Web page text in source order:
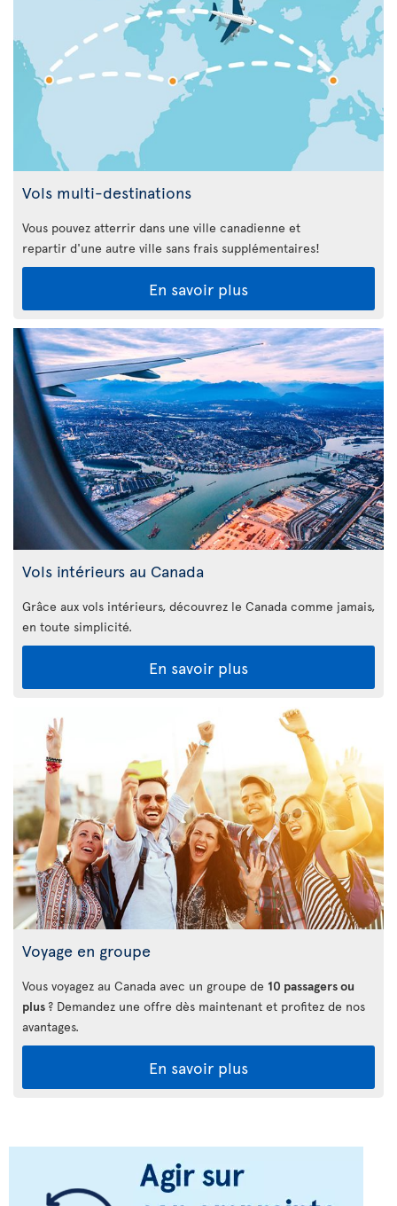
Vols multi-destinations
Vous pouvez atterrir dans une ville canadienne et
repartir d'une autre ville sans frais supplémentaires!
En savoir plus
Vols intérieurs au Canada
Grâce aux vols intérieurs, découvrez le Canada comme jamais,
en toute simplicité.
En savoir plus
Voyage en groupe
Vous voyagez au Canada avec un groupe de 10 passagers ou
plus ? Demandez une offre dès maintenant et profitez de nos
avantages.
En savoir plus